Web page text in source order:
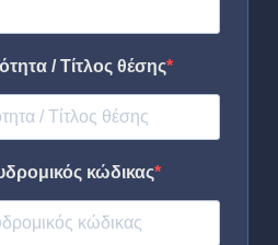
/ Τίτλος θέσης
κώδικας